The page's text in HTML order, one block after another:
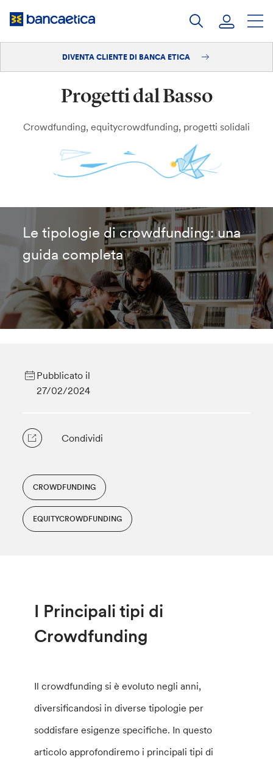
Diventa cliente
DIVENTA CLIENTE DI BANCA ETICA
Progetti dal Basso
Crowdfunding, equitycrowdfunding, progetti solidali
Le tipologie di crowdfunding: una
guida completa
Pubblicato il
27/02/2024
Condividi
CROWDFUNDING
EQUITYCROWDFUNDING
I Principali tipi di
Crowdfunding
Il crowdfunding si è evoluto negli anni,
diversificandosi in diverse tipologie per
soddisfare esigenze specifiche. In questo
articolo approfondiremo i principali tipi di